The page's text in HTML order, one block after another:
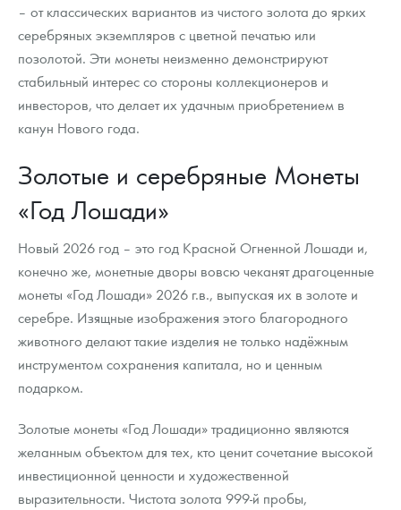
– от классических вариантов из чистого золота до ярких
серебряных экземпляров с цветной печатью или
позолотой. Эти монеты неизменно демонстрируют
стабильный интерес со стороны коллекционеров и
инвесторов, что делает их удачным приобретением в
канун Нового года.
Золотые и серебряные Монеты
«Год Лошади»
Новый 2026 год – это год Красной Огненной Лошади и,
конечно же, монетные дворы вовсю чеканят драгоценные
монеты «Год Лошади» 2026 г.в., выпуская их в золоте и
серебре. Изящные изображения этого благородного
животного делают такие изделия не только надёжным
инструментом сохранения капитала, но и ценным
подарком.
Золотые монеты «Год Лошади» традиционно являются
желанным объектом для тех, кто ценит сочетание высокой
инвестиционной ценности и художественной
выразительности. Чистота золота 999-й пробы,